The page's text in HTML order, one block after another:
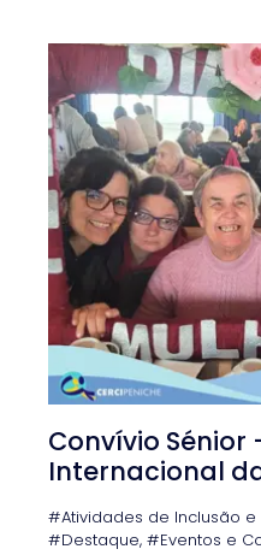
Convívio Sénior
Internacional
#Atividades de Inclusão
#Destaque, #Eventos e